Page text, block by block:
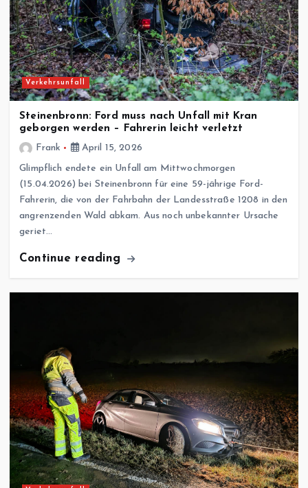
Verkehrsunfall
Steinenbronn: Ford muss nach Unfall mit Kran
geborgen werden – Fahrerin leicht verletzt
Frank
April 15, 2026
Glimpflich endete ein Unfall am Mittwochmorgen
(15.04.2026) bei Steinenbronn für eine 59-jährige Ford-
Fahrerin, die von der Fahrbahn der Landesstraße 1208 in den
angrenzenden Wald abkam. Aus noch unbekannter Ursache
geriet…
Continue reading